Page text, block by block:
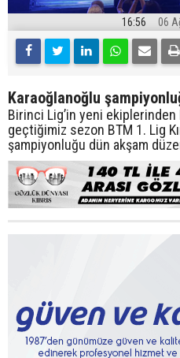
16:56 06
Karaoğlanoğlu
Birinci Lig’in yeni ekiplerinden
geçtiğimiz sezon BTM 1. Lig
şampiyonluğu dün akşam